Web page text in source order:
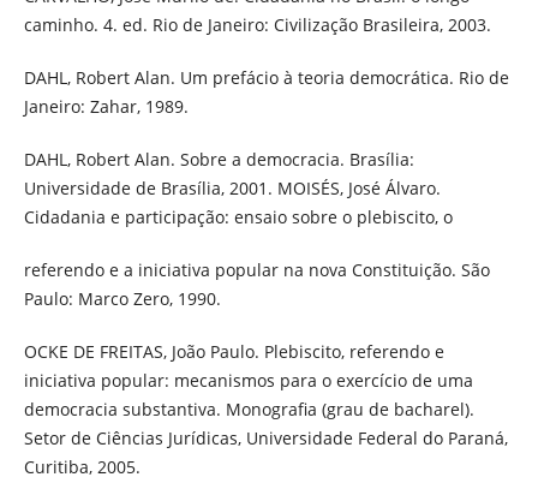
caminho. 4. ed. Rio de Janeiro: Civilização Brasileira, 2003.
DAHL, Robert Alan. Um prefácio à teoria democrática. Rio de
Janeiro: Zahar, 1989.
DAHL, Robert Alan. Sobre a democracia. Brasília:
Universidade de Brasília, 2001. MOISÉS, José Álvaro.
Cidadania e participação: ensaio sobre o plebiscito, o
referendo e a iniciativa popular na nova Constituição. São
Paulo: Marco Zero, 1990.
OCKE DE FREITAS, João Paulo. Plebiscito, referendo e
iniciativa popular: mecanismos para o exercício de uma
democracia substantiva. Monografia (grau de bacharel).
Setor de Ciências Jurídicas, Universidade Federal do Paraná,
Curitiba, 2005.